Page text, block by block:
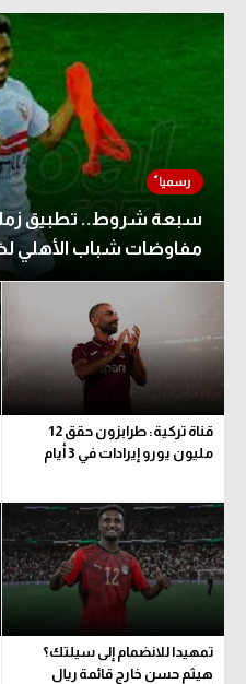
سبعة شروط.. تطبيق
مفاوضات شباب الأهلي
قناة تركية: طرابزون حقق 12
مليون يورو إيرادات في 3 أيام
تمهيدا للانضمام إلى سيلتك؟
هيثم حسن خارج قائمة ريال